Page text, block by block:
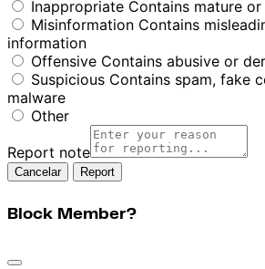
Inappropriate Contains mature
Misinformation Contains
information
Offensive Contains abusive or
Suspicious Contains spam, fake
malware
Other
Report note
Report
Block Member?